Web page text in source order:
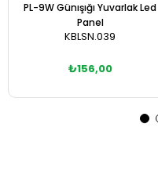
PL-9W Günışığı Yuvarlak Led
Panel
KBLSN.039
₺156,00